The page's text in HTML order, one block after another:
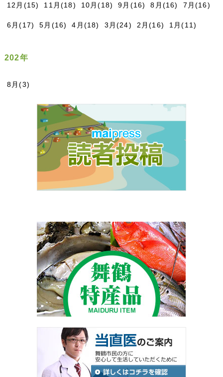
12月(15) 11月(18) 10月(18) 9月(16) 8月(16) 7月(16)
6月(17) 5月(16) 4月(18) 3月(24) 2月(16) 1月(11)
202年
8月(3)